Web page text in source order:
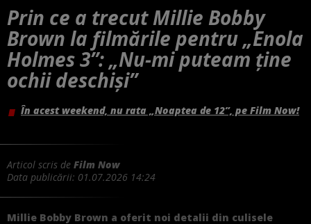
Prin ce a trecut Millie Bobby
Brown la filmările pentru „Enola
Holmes 3”: „Nu-mi puteam ține
ochii deschiși”
În acest weekend, nu rata „Noaptea de 12”, pe Film Now!
Articol scris de Film Now
Data publicării: 01.07.2026 14:24
Millie Bobby Brown a oferit noi detalii din culisele